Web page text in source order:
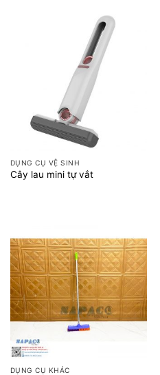
DỤNG CỤ VỆ SINH
Cây lau mini tự vắt
DỤNG CỤ KHÁC